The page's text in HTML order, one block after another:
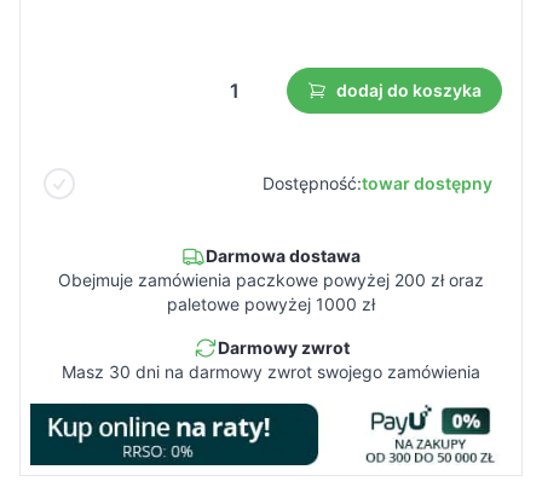
dodaj do koszyka
Dostępność:towar dostępny
Darmowa dostawa
Obejmuje zamówienia paczkowe powyżej 200 zł oraz
paletowe powyżej 1000 zł
Darmowy zwrot
Masz 30 dni na darmowy zwrot swojego zamówienia